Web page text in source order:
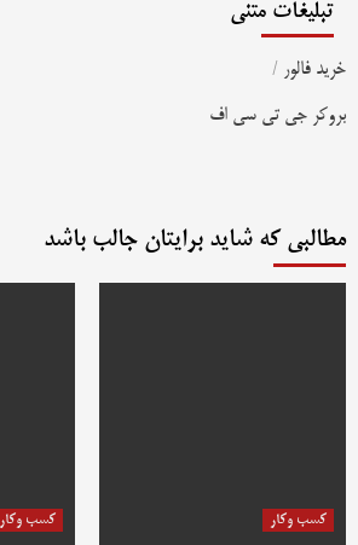
تبلیغات متنی
خرید فالور /
بروکر جی تی سی اف
مطالبی که شاید برایتان جالب باشد
کسب وکار کسب وکار